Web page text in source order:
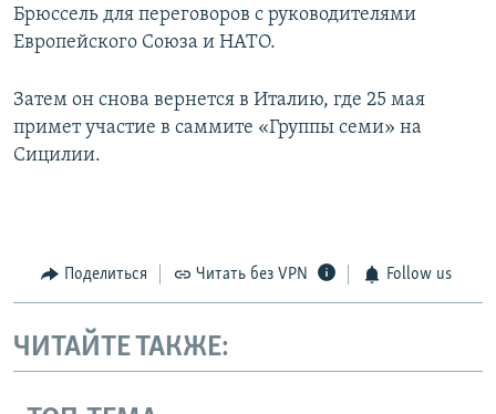
Брюссель для переговоров с руководителями
Европейского Союза и НАТО.
Затем он снова вернется в Италию, где 25 мая
примет участие в саммите «Группы семи» на
Сицилии.
Поделиться Читать без VPN Follow us
ЧИТАЙТЕ ТАКЖЕ: